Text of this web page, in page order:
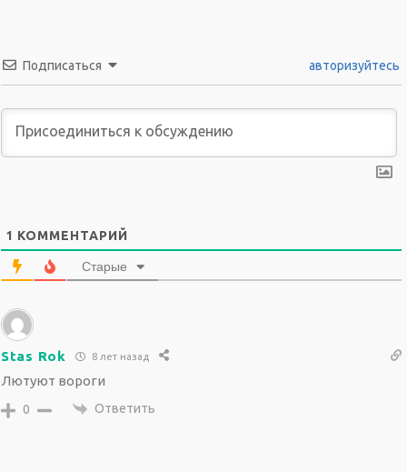
Подписаться авторизуйтесь
1 КОММЕНТАРИЙ
Старые
Stas Rok 8 лет назад
Лютуют вороги
0 Ответить